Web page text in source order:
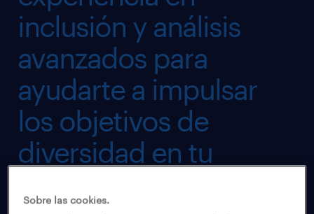
inclusión y análisis
avanzados para
ayudarte a impulsar
los objetivos de
diversidad en tu
Sobre las cookies.